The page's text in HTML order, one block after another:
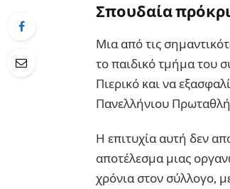
Σπουδαία
Μια από τις
το παιδικό τμήμα του
Πιερικό και να
Πανελλήνιου
Η επιτυχία αυτή δεν
αποτέλεσμα μιας
χρόνια στον σύλλογο,